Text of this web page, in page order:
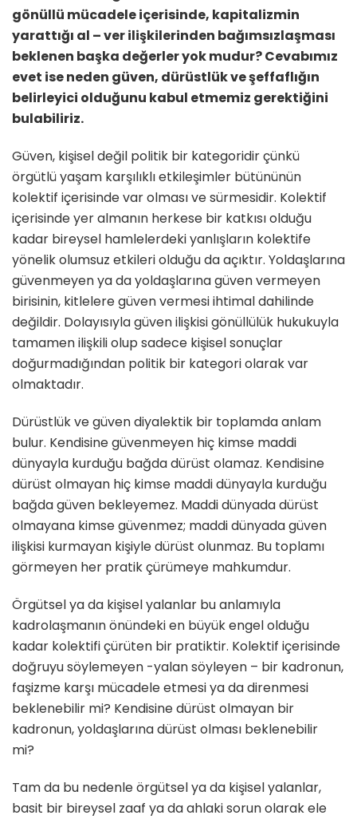
gönüllü mücadele içerisinde, kapitalizmin
yarattığı al – ver ilişkilerinden bağımsızlaşması
beklenen başka değerler yok mudur? Cevabımız
evet ise neden güven, dürüstlük ve şeffaflığın
belirleyici olduğunu kabul etmemiz gerektiğini
bulabiliriz.
Güven, kişisel değil politik bir kategoridir çünkü
örgütlü yaşam karşılıklı etkileşimler bütününün
kolektif içerisinde var olması ve sürmesidir. Kolektif
içerisinde yer almanın herkese bir katkısı olduğu
kadar bireysel hamlelerdeki yanlışların kolektife
yönelik olumsuz etkileri olduğu da açıktır. Yoldaşlarına
güvenmeyen ya da yoldaşlarına güven vermeyen
birisinin, kitlelere güven vermesi ihtimal dahilinde
değildir. Dolayısıyla güven ilişkisi gönüllülük hukukuyla
tamamen ilişkili olup sadece kişisel sonuçlar
doğurmadığından politik bir kategori olarak var
olmaktadır.
Dürüstlük ve güven diyalektik bir toplamda anlam
bulur. Kendisine güvenmeyen hiç kimse maddi
dünyayla kurduğu bağda dürüst olamaz. Kendisine
dürüst olmayan hiç kimse maddi dünyayla kurduğu
bağda güven bekleyemez. Maddi dünyada dürüst
olmayana kimse güvenmez; maddi dünyada güven
ilişkisi kurmayan kişiyle dürüst olunmaz. Bu toplamı
görmeyen her pratik çürümeye mahkumdur.
Örgütsel ya da kişisel yalanlar bu anlamıyla
kadrolaşmanın önündeki en büyük engel olduğu
kadar kolektifi çürüten bir pratiktir. Kolektif içerisinde
doğruyu söylemeyen -yalan söyleyen – bir kadronun,
faşizme karşı mücadele etmesi ya da direnmesi
beklenebilir mi? Kendisine dürüst olmayan bir
kadronun, yoldaşlarına dürüst olması beklenebilir
mi?
Tam da bu nedenle örgütsel ya da kişisel yalanlar,
basit bir bireysel zaaf ya da ahlaki sorun olarak ele